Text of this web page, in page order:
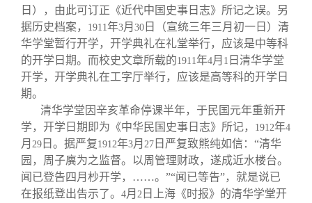
三创大赛
实用信息
会长致辞
总会章程
理事会名单
制度法规
日），由此可订正《近代中国史事日志》所记之误。另
据历史档案，
1911年3月 30 日（宣统三年三月初一日）清
华学堂暂行开学，开学典礼在礼堂举行，应该是中等科
的开学日期。而校史文章所载的1911年4月 1 日清华学堂
开学，开学典礼在工字厅举行，应该是高等科的开学日
期。
清华学堂因辛亥革命停课半年，于民国元年重新开
学，开学日期即为《中华民国史事日志》所记，
1912年4
月 29 日。据严复1912年3月 27 日严复致熊纯如信：“清华
园，周子廙为之监督。以周管理财政，遂成近水楼台。
闻已登告四月杪开学，……。”“闻已等告”，就是说已
在报纸登出告示了。 4月 2 日上海《时报》的清华学堂开